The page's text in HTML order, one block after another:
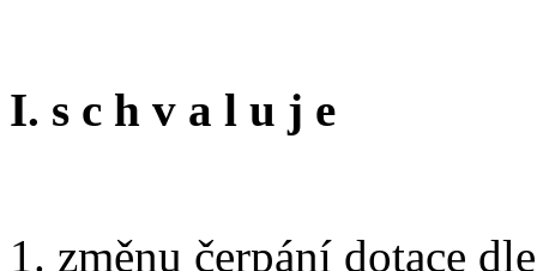
I. s c h v a l u j e
1. změnu čerpání dotace